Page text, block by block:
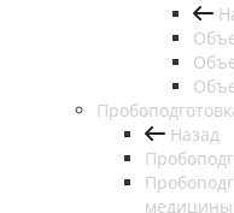
Назад
медицины